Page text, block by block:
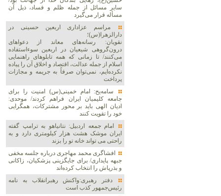
سایر مسائل از جمله ظلم و فساد، ذیل آن
مسأله قرار می‌گیرد
مراسم عزاداری اربعین حسینی در
دارالزهرا(س)؛
نقویان: رسانه‌های معاند از دعواهای
درون‌گروهی شیعیان در اربعین سوءاستفاده
می‌کنند/ تا زمانی که همه تابلوهای راهنمایی
اسلام از جمله عدالت، اقتصاد و اخلاق آن را پیاده
نکرده‌ایم، نمی‌توان صرفاً به جریمه و مجازات
پرداخت
سامه‌یح: امام خمینی(س) امنیت را برای
جامعه کلیمیان ایران فراهم کردند/ موحدی:
ادیان الهی باید بر محور مشترکات، همگرایی
خود را تقویت کنند
امام جمعه اردبیل: نتانیاهو به ترامپ گفته
ایران موشک هشت هزار کیلومتری دارد و به
راحتی می تواند خانه تو را بزند
افشاگری محمد مهاجری درباره جلسه مخفی
جبهه پایداری/ برای جایگزینی پزشکیان، زاکانی
و بذرپاش را انتخاب کرده‌اند
دفتر رهبری:واکنش رهبرانقلاب به نامه
رئیس‌جمهور کذب است